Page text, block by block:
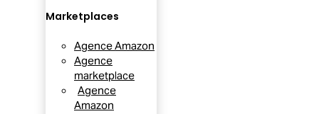
Marketplaces
Agence Amazon
Agence
marketplace
Agence
Amazon